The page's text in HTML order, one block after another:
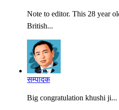
Note to editor. This 28 year
British...
सम्पादक
Big congratulation khushi ji...